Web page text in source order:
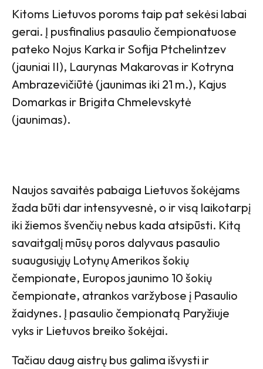
Kitoms Lietuvos poroms taip pat sekėsi labai
gerai. Į pusfinalius pasaulio čempionatuose
pateko Nojus Karka ir Sofija Ptchelintzev
(jauniai II), Laurynas Makarovas ir Kotryna
Ambrazevičiūtė (jaunimas iki 21 m.), Kajus
Domarkas ir Brigita Chmelevskytė
(jaunimas).
Naujos savaitės pabaiga Lietuvos šokėjams
žada būti dar intensyvesnė, o ir visą laikotarpį
iki žiemos švenčių nebus kada atsipūsti. Kitą
savaitgalį mūsų poros dalyvaus pasaulio
suaugusiųjų Lotynų Amerikos šokių
čempionate, Europos jaunimo 10 šokių
čempionate, atrankos varžybose į Pasaulio
žaidynes. Į pasaulio čempionatą Paryžiuje
vyks ir Lietuvos breiko šokėjai.
Tačiau daug aistrų bus galima išvysti ir